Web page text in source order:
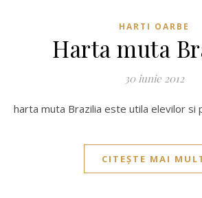
HARTI OARBE
Harta muta
30 iunie 2012
harta muta Brazilia este utila elevilor
CITEȘTE MAI